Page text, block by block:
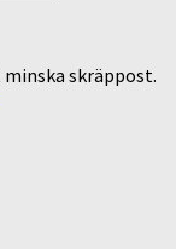
skräppost.